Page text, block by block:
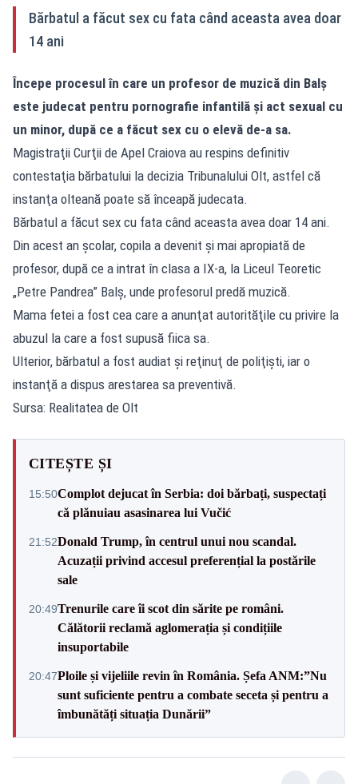
Bărbatul a făcut sex cu fata când aceasta avea doar
14 ani
Începe procesul în care un profesor de muzică din Balş
este judecat pentru pornografie infantilă şi act sexual cu
un minor, după ce a făcut sex cu o elevă de-a sa.
Magistraţii Curţii de Apel Craiova au respins definitiv
contestaţia bărbatului la decizia Tribunalului Olt, astfel că
instanţa olteană poate să înceapă judecata.
Bărbatul a făcut sex cu fata când aceasta avea doar 14 ani.
Din acest an şcolar, copila a devenit şi mai apropiată de
profesor, după ce a intrat în clasa a IX-a, la Liceul Teoretic
„Petre Pandrea” Balş, unde profesorul predă muzică.
Mama fetei a fost cea care a anunţat autorităţile cu privire la
abuzul la care a fost supusă fiica sa.
Ulterior, bărbatul a fost audiat şi reţinuţ de poliţişti, iar o
instanţă a dispus arestarea sa preventivă.
Sursa: Realitatea de Olt
CITEȘTE ȘI
15:50Complot dejucat în Serbia: doi bărbați, suspectați
că plănuiau asasinarea lui Vučić
21:52Donald Trump, în centrul unui nou scandal.
Acuzații privind accesul preferențial la postările
sale
20:49Trenurile care îi scot din sărite pe români.
Călătorii reclamă aglomerația și condițiile
insuportabile
20:47Ploile și vijeliile revin în România. Șefa ANM:”Nu
sunt suficiente pentru a combate seceta și pentru a
îmbunătăți situația Dunării”